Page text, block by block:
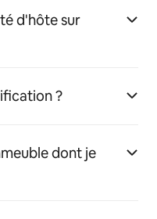
d'hôte sur
?
dont je